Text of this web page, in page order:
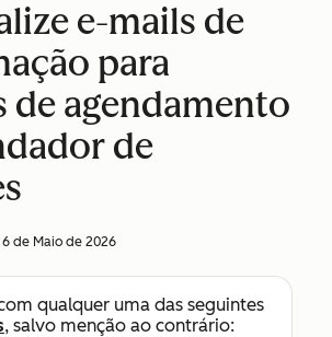
e-mails de
para
de agendamento
de
6 de Maio de 2026
qualquer uma das seguintes
, salvo menção ao contrário: